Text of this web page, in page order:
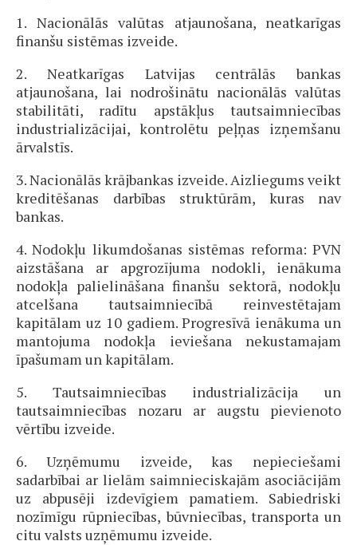
1. Nacionālās valūtas atjaunošana, neatkarīgas
finanšu sistēmas izveide.
2. Neatkarīgas Latvijas centrālās bankas
atjaunošana, lai nodrošinātu nacionālās valūtas
stabilitāti, radītu apstākļus tautsaimniecības
industrializācijai, kontrolētu peļņas izņemšanu
ārvalstīs.
3. Nacionālās krājbankas izveide. Aizliegums veikt
kreditēšanas darbības struktūrām, kuras nav
bankas.
4. Nodokļu likumdošanas sistēmas reforma: PVN
aizstāšana ar apgrozījuma nodokli, ienākuma
nodokļa palielināšana finanšu sektorā, nodokļu
atcelšana tautsaimniecībā reinvestētajam
kapitālam uz 10 gadiem. Progresīvā ienākuma un
mantojuma nodokļa ieviešana nekustamajam
īpašumam un kapitālam.
5. Tautsaimniecības industrializācija un
tautsaimniecības nozaru ar augstu pievienoto
vērtību izveide.
6. Uzņēmumu izveide, kas nepieciešami
sadarbībai ar lielām saimnieciskajām asociācijām
uz abpusēji izdevīgiem pamatiem. Sabiedriski
nozīmīgu rūpniecības, būvniecības, transporta un
citu valsts uzņēmumu izveide.